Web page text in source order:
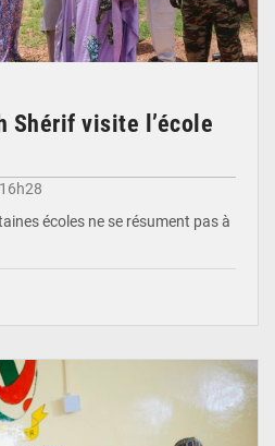
Shérif visite l’école
écoles ne se résument pas à